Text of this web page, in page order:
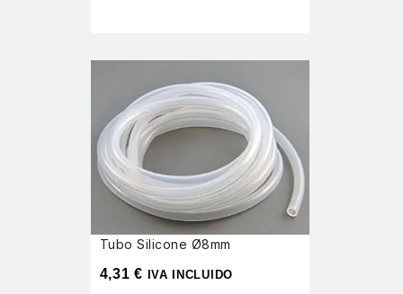
Tubo Silicone Ø8mm
4,31€ IVA INCLUIDO